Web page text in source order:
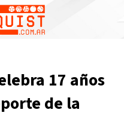
17 años
de la